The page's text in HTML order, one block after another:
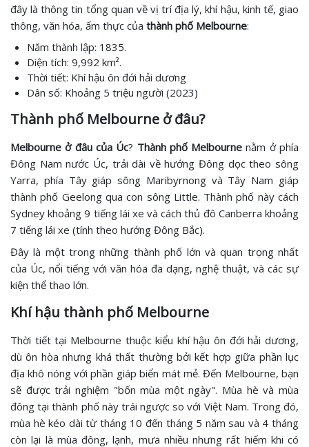
đây là thông tin tổng quan về vị trí địa lý, khí hậu, kinh tế, giao
thông, văn hóa, ẩm thực của thành phố Melbourne:
Năm thành lập: 1835.
Diện tích: 9,992 km².
Thời tiết: Khí hậu ôn đới hải dương
Dân số: Khoảng 5 triệu người (2023)
Thành phố Melbourne ở đâu?
Melbourne ở đâu của Úc? Thành phố Melbourne nằm ở phía
Đông Nam nước Úc, trải dài về hướng Đông dọc theo sông
Yarra, phía Tây giáp sông Maribyrnong và Tây Nam giáp
thành phố Geelong qua con sông Little. Thành phố này cách
Sydney khoảng 9 tiếng lái xe và cách thủ đô Canberra khoảng
7 tiếng lái xe (tính theo hướng Đông Bắc).
Đây là một trong những thành phố lớn và quan trọng nhất
của Úc, nổi tiếng với văn hóa đa dạng, nghệ thuật, và các sự
kiện thể thao lớn.
Khí hậu thành phố Melbourne
Thời tiết tại Melbourne thuộc kiểu khí hậu ôn đới hải dương,
dù ôn hòa nhưng khá thất thường bởi kết hợp giữa phần lục
địa khô nóng với phần giáp biển mát mẻ. Đến Melbourne, bạn
sẽ được trải nghiệm "bốn mùa một ngày". Mùa hè và mùa
đông tại thành phố này trái ngược so với Việt Nam. Trong đó,
mùa hè kéo dài từ tháng 10 đến tháng 5 năm sau và 4 tháng
còn lại là mùa đông, lạnh, mưa nhiều nhưng rất hiếm khi có